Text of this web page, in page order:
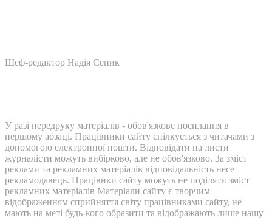
Шеф-редактор Надія Сеник
У разі передруку матеріалів - обов'язкове посилання в
першому абзаці. Працівники сайту спілкується з читачами з
допомогою електронної пошти. Відповідати на листи
журналісти можуть вибірково, але не обов'язково. За зміст
реклами та рекламних матеріалів відповідальність несе
рекламодавець. Працівнки сайту можуть не поділяти зміст
рекламних матеріалів Матеріали сайту є творчим
відображенням сприйняття світу працівниками сайту, не
мають на меті будь-кого образити та відображають лише нашу